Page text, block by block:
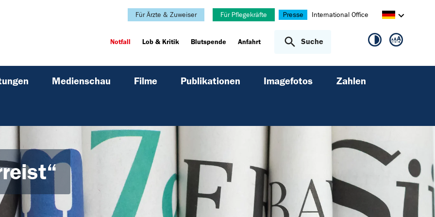
Für Ärzte & Zuweiser Für Pflegekräfte Presse International Office
Notfall Lob & Kritik Blutspende Anfahrt Suche
Medienschau Filme Publikationen Imagefotos Zahlen